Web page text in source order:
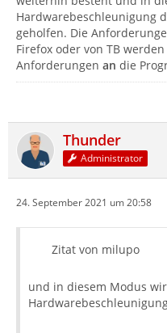
Hardwarebeschleunigung
geholfen. Die
Firefox oder von TB
Anforderungen an die
Thunder
Administrator
24. September 2021 um 20:58
Zitat von milupo
und in diesem Modus